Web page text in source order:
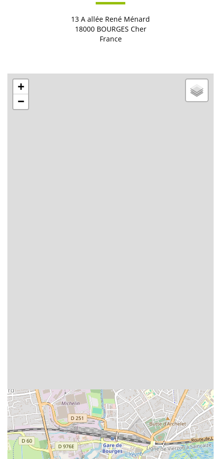
13 A allée René Ménard
18000 BOURGES Cher
France
+
−